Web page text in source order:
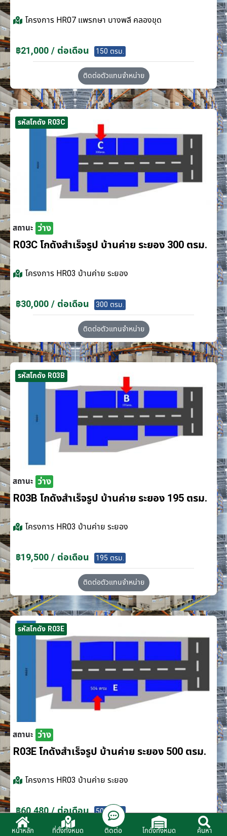
โครงการ HR07 แพรกษา บางพลี คลองขุด
฿21,000 / ต่อเดือน 150 ตรม.
ติดต่อตัวแทนจำหน่าย
รหัสโกดัง R03C
สถานะ ว่าง
R03C โกดังสำเร็จรูป บ้านค่าย ระยอง 300 ตรม.
โครงการ HR03 บ้านค่าย ระยอง
฿30,000 / ต่อเดือน 300 ตรม.
ติดต่อตัวแทนจำหน่าย
รหัสโกดัง R03B
สถานะ ว่าง
R03B โกดังสำเร็จรูป บ้านค่าย ระยอง 195 ตรม.
โครงการ HR03 บ้านค่าย ระยอง
฿19,500 / ต่อเดือน 195 ตรม.
ติดต่อตัวแทนจำหน่าย
รหัสโกดัง R03E
สถานะ ว่าง
R03E โกดังสำเร็จรูป บ้านค่าย ระยอง 500 ตรม.
โครงการ HR03 บ้านค่าย ระยอง
฿60,480 / ต่อเดือน 500 ตรม.
หน้าหลัก ที่ตั้งทั้งหมด ติดต่อ โกดังทั้งหมด ค้นหา